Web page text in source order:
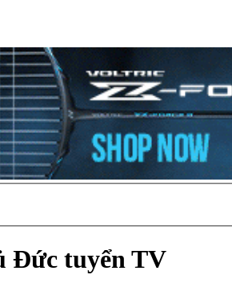
Đức tuyển TV